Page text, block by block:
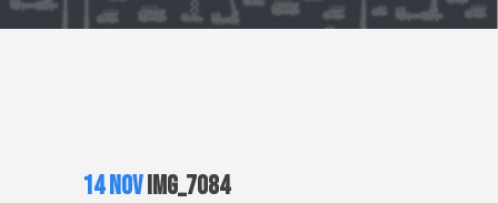
14 NovIMG_7084